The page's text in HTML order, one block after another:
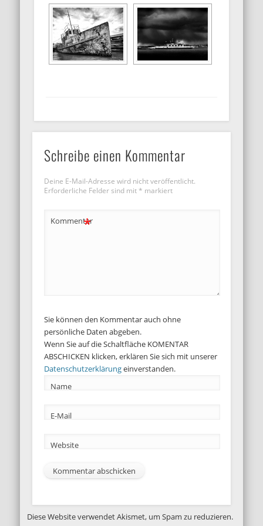
Schreibe einen Kommentar
Deine E-Mail-Adresse wird nicht veröffentlicht.
Erforderliche Felder sind mit * markiert
Kommentar
*
Sie können den Kommentar auch ohne
persönliche Daten abgeben.
Wenn Sie auf die Schaltfläche KOMENTAR
ABSCHICKEN klicken, erklären Sie sich mit unserer
Datenschutzerklärungeinverstanden.
Name
E-Mail
Website
Diese Website verwendet Akismet, um Spam zu reduzieren.